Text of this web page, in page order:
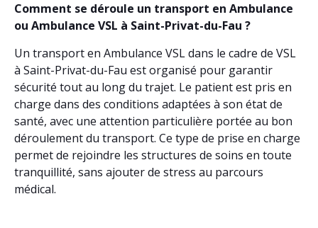
Comment se déroule un transport en Ambulance
ou Ambulance VSL à Saint-Privat-du-Fau ?
Un transport en Ambulance VSL dans le cadre de VSL
à Saint-Privat-du-Fau est organisé pour garantir
sécurité tout au long du trajet. Le patient est pris en
charge dans des conditions adaptées à son état de
santé, avec une attention particulière portée au bon
déroulement du transport. Ce type de prise en charge
permet de rejoindre les structures de soins en toute
tranquillité, sans ajouter de stress au parcours
médical.